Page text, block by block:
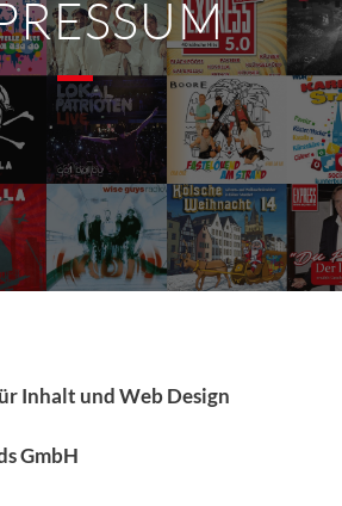
Inhalt und Web Design
GmbH